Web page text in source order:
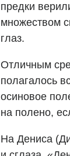
предки
множеством
глаз.
Отличным
полагалось
осиновое
на полено,
На Дениса